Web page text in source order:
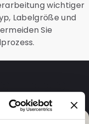
wichtiger
Labelgröße und
Sie